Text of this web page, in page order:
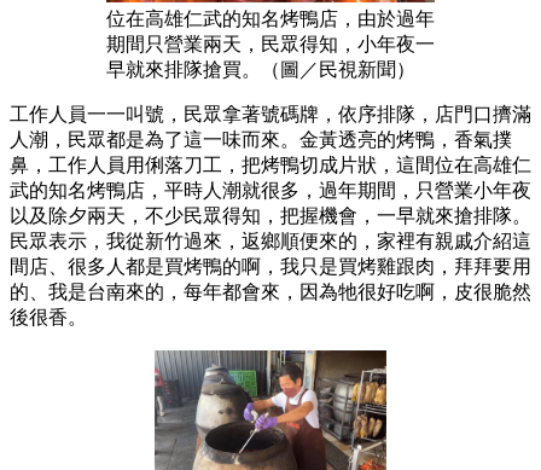
位在高雄仁武的知名烤鴨店，由於過年
期間只營業兩天，民眾得知，小年夜一
早就來排隊搶買。（圖／民視新聞）
工作人員一一叫號，民眾拿著號碼牌，依序排隊，店門口擠滿
人潮，民眾都是為了這一味而來。金黃透亮的烤鴨，香氣撲
鼻，工作人員用俐落刀工，把烤鴨切成片狀，這間位在高雄仁
武的知名烤鴨店，平時人潮就很多，過年期間，只營業小年夜
以及除夕兩天，不少民眾得知，把握機會，一早就來搶排隊。
民眾表示，我從新竹過來，返鄉順便來的，家裡有親戚介紹這
間店、很多人都是買烤鴨的啊，我只是買烤雞跟肉，拜拜要用
的、我是台南來的，每年都會來，因為牠很好吃啊，皮很脆然
後很香。